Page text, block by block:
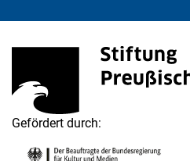
Stiftung Preußischer
(externer Link, öffnet neues
Gefördert durch: